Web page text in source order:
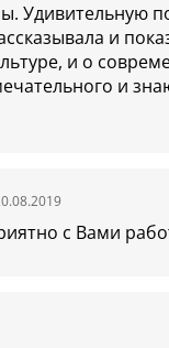
Удивительную
и
и о
и
с Вами